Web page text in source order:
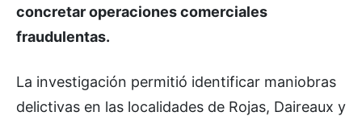
concretar operaciones comerciales
fraudulentas.
La investigación permitió identificar maniobras
delictivas en las localidades de Rojas, Daireaux y